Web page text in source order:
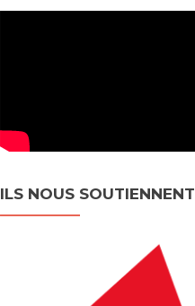
ILS NOUS SOUTIENNENT